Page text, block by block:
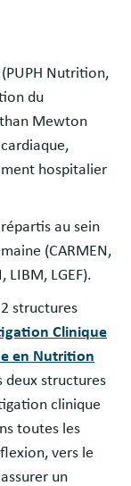
(PUPH Nutrition,
du
Mewton
hospitalier
au sein
(CARMEN,
LIBM, LGEF).
structures
Clinique
en Nutrition
deux structures
clinique
toutes les
vers le
un